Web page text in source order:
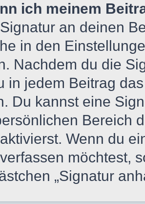
ich meinem
an deinen
in den
Nachdem du die
in jedem Beitrag
Du kannst eine
Bereich
Wenn du
möchtest,
„Signatur